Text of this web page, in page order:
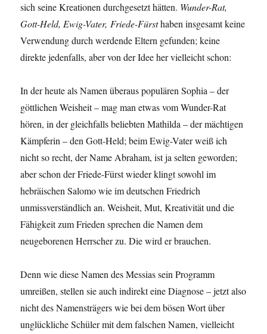
sich seine Kreationen durchgesetzt hätten. Wunder-Rat,
Gott-Held, Ewig-Vater, Friede-Fürsthaben insgesamt keine
Verwendung durch werdende Eltern gefunden; keine
direkte jedenfalls, aber von der Idee her vielleicht schon:
In der heute als Namen überaus populären Sophia – der
göttlichen Weisheit – mag man etwas vom Wunder-Rat
hören, in der gleichfalls beliebten Mathilda – der mächtigen
Kämpferin – den Gott-Held; beim Ewig-Vater weiß ich
nicht so recht, der Name Abraham, ist ja selten geworden;
aber schon der Friede-Fürst wieder klingt sowohl im
hebräischen Salomo wie im deutschen Friedrich
unmissverständlich an. Weisheit, Mut, Kreativität und die
Fähigkeit zum Frieden sprechen die Namen dem
neugeborenen Herrscher zu. Die wird er brauchen.
Denn wie diese Namen des Messias sein Programm
umreißen, stellen sie auch indirekt eine Diagnose – jetzt also
nicht des Namensträgers wie bei dem bösen Wort über
unglückliche Schüler mit dem falschen Namen, vielleicht